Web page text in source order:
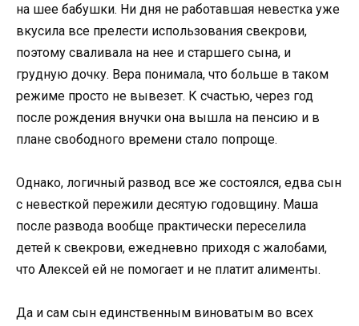
на шее бабушки. Ни дня не работавшая невестка уже
вкусила все прелести использования свекрови,
поэтому сваливала на нее и старшего сына, и
грудную дочку. Вера понимала, что больше в таком
режиме просто не вывезет. К счастью, через год
после рождения внучки она вышла на пенсию и в
плане свободного времени стало попроще.
Однако, логичный развод все же состоялся, едва сын
с невесткой пережили десятую годовщину. Маша
после развода вообще практически переселила
детей к свекрови, ежедневно приходя с жалобами,
что Алексей ей не помогает и не платит алименты.
Да и сам сын единственным виноватым во всех